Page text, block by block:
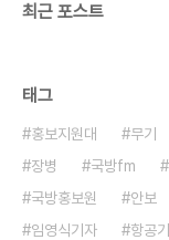
최근 포스트
태그
홍보지원대 무기
장병
국방fm
국방홍보원
안보
임영식기자
항공기